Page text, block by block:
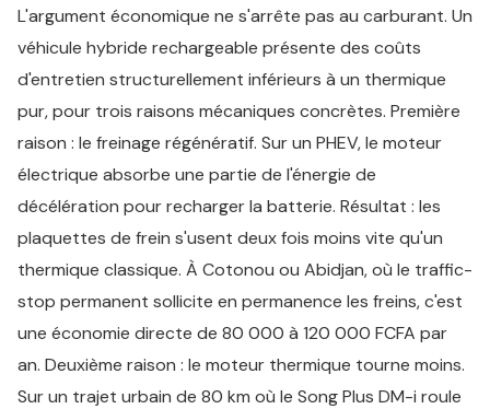
L'argument économique ne s'arrête pas au carburant. Un
véhicule hybride rechargeable présente des coûts
d'entretien structurellement inférieurs à un thermique
pur, pour trois raisons mécaniques concrètes. Première
raison : le freinage régénératif. Sur un PHEV, le moteur
électrique absorbe une partie de l'énergie de
décélération pour recharger la batterie. Résultat : les
plaquettes de frein s'usent deux fois moins vite qu'un
thermique classique. À Cotonou ou Abidjan, où le traffic-
stop permanent sollicite en permanence les freins, c'est
une économie directe de 80 000 à 120 000 FCFA par
an. Deuxième raison : le moteur thermique tourne moins.
Sur un trajet urbain de 80 km où le Song Plus DM-i roule